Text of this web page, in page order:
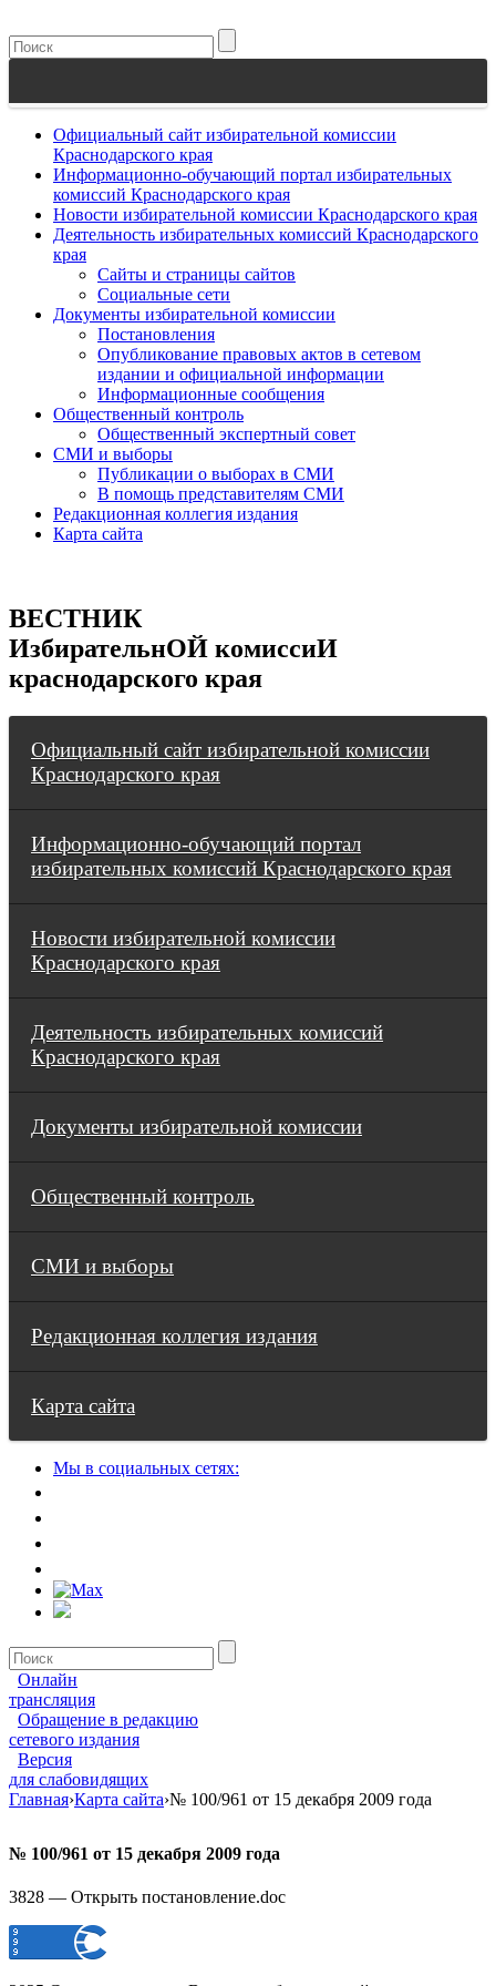
Официальный сайт избирательной комиссии
Краснодарского края
Информационно-обучающий портал избирательных
комиссий Краснодарского края
Новости избирательной комиссии Краснодарского края
Деятельность избирательных комиссий Краснодарского
края
Сайты и страницы сайтов
Социальные сети
Документы избирательной комиссии
Постановления
Опубликование правовых актов в сетевом
издании и официальной информации
Информационные сообщения
Общественный контроль
Общественный экспертный совет
СМИ и выборы
Публикации о выборах в СМИ
В помощь представителям СМИ
Редакционная коллегия издания
Карта сайта
ВЕСТНИК
ИзбирательнОЙ комиссиИ
краснодарского края
Официальный сайт избирательной комиссии
Краснодарского края
Информационно-обучающий портал
избирательных комиссий Краснодарского края
Новости избирательной комиссии
Краснодарского края
Деятельность избирательных комиссий
Краснодарского края
Документы избирательной комиссии
Общественный контроль
СМИ и выборы
Редакционная коллегия издания
Карта сайта
Мы в социальных сетях:
Онлайн
трансляция
Обращение в редакцию
сетевого издания
Версия
для слабовидящих
Главная›Карта сайта›№ 100/961 от 15 декабря 2009 года
№ 100/961 от 15 декабря 2009 года
3828 — Открыть постановление.doc